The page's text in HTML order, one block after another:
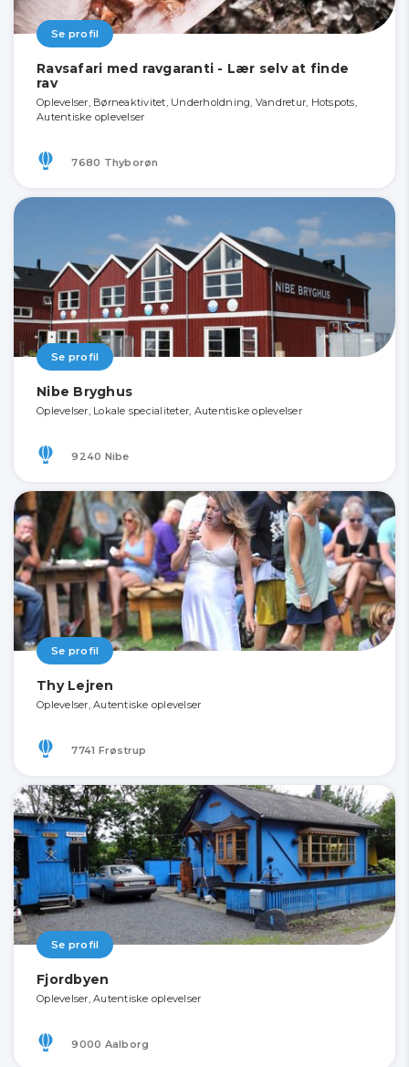
Se profil
Ravsafari med ravgaranti - Lær selv at finde
rav
Oplevelser, Børneaktivitet, Underholdning, Vandretur, Hotspots,
Autentiske oplevelser
7680 Thyborøn
Se profil
Nibe Bryghus
Oplevelser, Lokale specialiteter, Autentiske oplevelser
9240 Nibe
Se profil
Thy Lejren
Oplevelser, Autentiske oplevelser
7741 Frøstrup
Se profil
Fjordbyen
Oplevelser, Autentiske oplevelser
9000 Aalborg